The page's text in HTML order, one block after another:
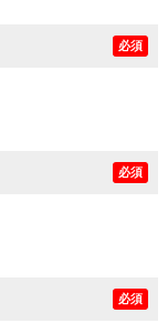
必須
必須
必須